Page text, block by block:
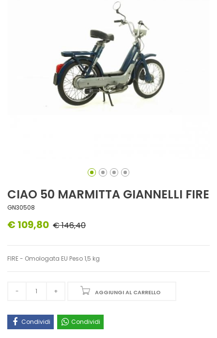
CIAO 50 MARMITTA GIANNELLI FIRE
GN30508
€ 109,80 € 146,40
FIRE - Omologata EU Peso 1,5 kg
AGGIUNGI AL CARRELLO
Condividi Condividi